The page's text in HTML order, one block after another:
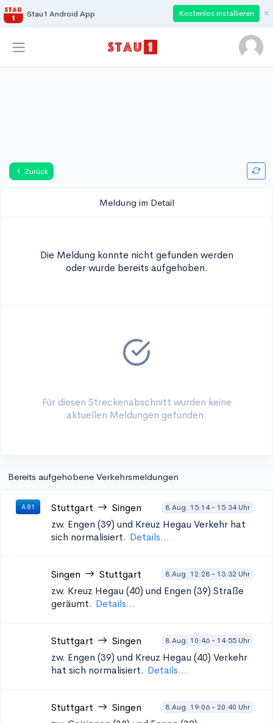
Stau1 Android App Kostenlos installieren ×
Zurück
Meldung im Detail
Die Meldung konnte nicht gefunden werden
oder wurde bereits aufgehoben.
Für diesen Streckenabschnitt wurden keine
aktuellen Meldungen gefunden.
Bereits aufgehobene Verkehrsmeldungen
A 81 Stuttgart Singen 8.Aug. 15:14 - 15:34 Uhr
zw. Engen (39) und Kreuz Hegau Verkehr hat
sich normalisiert. Details...
Singen Stuttgart 8.Aug. 12:28 - 13:32 Uhr
zw. Kreuz Hegau (40) und Engen (39) Straße
geräumt. Details...
Stuttgart Singen 8.Aug. 10:46 - 14:55 Uhr
zw. Engen (39) und Kreuz Hegau (40) Verkehr
hat sich normalisiert. Details...
Stuttgart Singen 8.Aug. 19:06 - 20:40 Uhr